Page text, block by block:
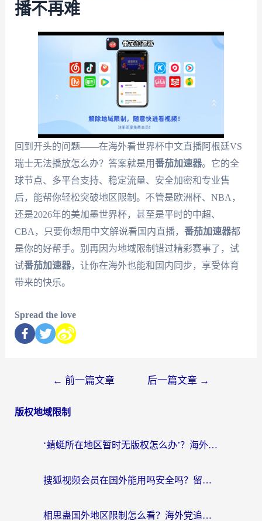
播不再难
回到开头的问题——在海外看世界杯中文直播阿根廷VS
瑞士无法播放怎么办？答案就是用番茄加速器。它的全
球节点、多平台支持、稳定流量、安全加密和专业售
后，能帮你轻松突破地区限制。不管是欧洲杯、NBA，
还是2026年的美加墨世界杯，甚至是平时的中超、
CBA，只要你想用中文解说看国内直播， 番茄加速器都
是你的好帮手。别再因为地域限制错过精彩赛事了，试
试番茄加速器，让你在海外也能和国内同步，享受体育
带来的快乐。
Spread the love
← 前一篇文章 后一篇文章 →
版权地域限制
‘蜻蜓所在地区暂时无版权怎么办’？海外党看国内内容、办国内事的实用指南
搜狐视频会员在国外能用吗安全吗？留学生亲测有效的回国观影解决方案
相思蛊国外地区限制怎么看？海外党追剧听歌的终极解决方案